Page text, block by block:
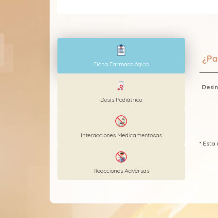
Ficha Farmacológica
Dosis Pediátrica
Interacciones Medicamentosas
Reacciones Adversas
*